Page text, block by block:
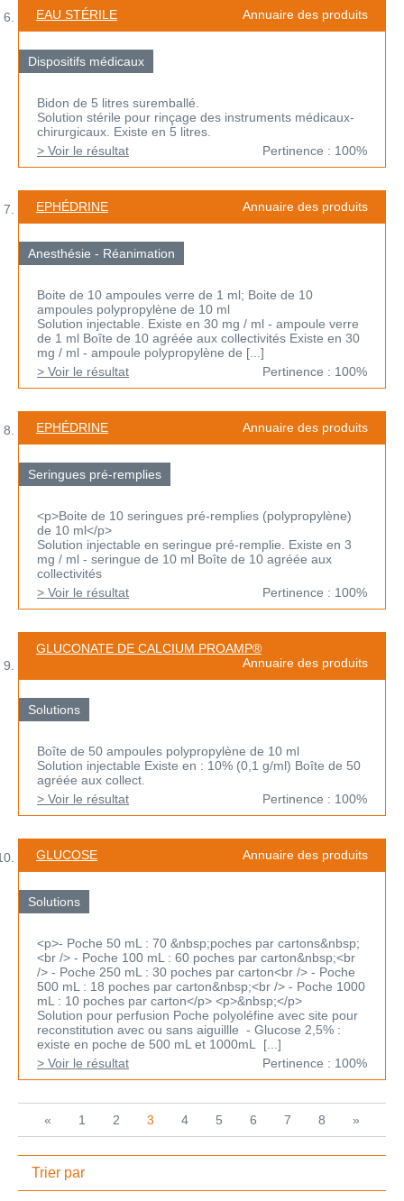
EAU STÉRILE Annuaire des produits
Dispositifs médicaux
Bidon de 5 litres suremballé.
Solution stérile pour rinçage des instruments médicaux-
chirurgicaux. Existe en 5 litres.
> Voir le résultat
Pertinence : 100%
EPHÉDRINE Annuaire des produits
Anesthésie - Réanimation
Boite de 10 ampoules verre de 1 ml; Boite de 10
ampoules polypropylène de 10 ml
Solution injectable. Existe en 30 mg / ml - ampoule verre
de 1 ml Boîte de 10 agréée aux collectivités Existe en 30
mg / ml - ampoule polypropylène de [...]
> Voir le résultat
Pertinence : 100%
EPHÉDRINE Annuaire des produits
Seringues pré-remplies
<p>Boite de 10 seringues pré-remplies (polypropylène)
de 10 ml</p>
Solution injectable en seringue pré-remplie. Existe en 3
mg / ml - seringue de 10 ml Boîte de 10 agréée aux
collectivités
> Voir le résultat
Pertinence : 100%
GLUCONATE DE CALCIUM PROAMP®
Annuaire des produits
Solutions
Boîte de 50 ampoules polypropylène de 10 ml
Solution injectable Existe en : 10% (0,1 g/ml) Boîte de 50
agréée aux collect.
> Voir le résultat
Pertinence : 100%
GLUCOSE Annuaire des produits
Solutions
<p>- Poche 50 mL : 70 &nbsp;poches par cartons&nbsp;
<br /> - Poche 100 mL : 60 poches par carton&nbsp;<br
/> - Poche 250 mL : 30 poches par carton<br /> - Poche
500 mL : 18 poches par carton&nbsp;<br /> - Poche 1000
mL : 10 poches par carton</p> <p>&nbsp;</p>
Solution pour perfusion Poche polyoléfine avec site pour
reconstitution avec ou sans aiguillle - Glucose 2,5% :
existe en poche de 500 mL et 1000mL [...]
> Voir le résultat
Pertinence : 100%
« 1 2 3 4 5 6 7 8 »
Trier par